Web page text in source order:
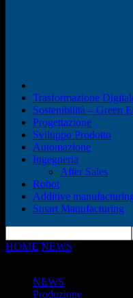
Trasformazione
Sostenibilità – Green
Progettazione
Sviluppo Prodotto
Automazione
Ingegneria
After Sales
Robot
Additive
Smart Manufacturing
HOME NEWS
NEWS
Produzione